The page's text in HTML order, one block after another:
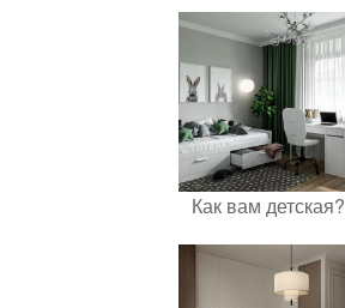
Как вам детская?